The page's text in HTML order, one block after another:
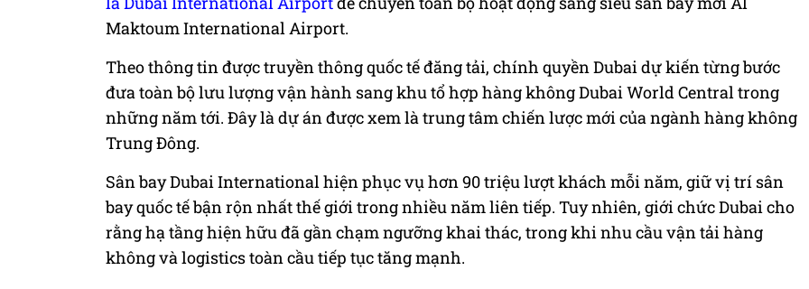
Maktoum International Airport.
Theo thông tin được truyền thông quốc tế đăng tải, chính quyền Dubai dự kiến từng bước
đưa toàn bộ lưu lượng vận hành sang khu tổ hợp hàng không Dubai World Central trong
những năm tới. Đây là dự án được xem là trung tâm chiến lược mới của ngành hàng không
Trung Đông.
Sân bay Dubai International hiện phục vụ hơn 90 triệu lượt khách mỗi năm, giữ vị trí sân
bay quốc tế bận rộn nhất thế giới trong nhiều năm liên tiếp. Tuy nhiên, giới chức Dubai cho
rằng hạ tầng hiện hữu đã gần chạm ngưỡng khai thác, trong khi nhu cầu vận tải hàng
không và logistics toàn cầu tiếp tục tăng mạnh.